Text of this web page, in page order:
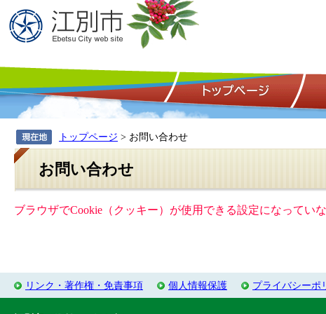
ト
トップページ > お問い合わせ
お問い合わせ
ブラウザでCookie（クッキー）が使用できる設定になってい
リンク・著作権・免責事項 個人情報保護 プライバシーポ